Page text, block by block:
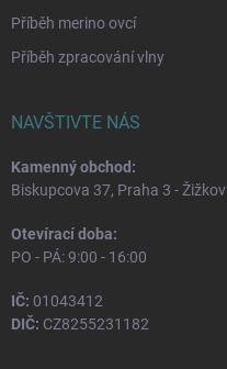
Příběh merino ovcí
Příběh zpracování vlny
NAVŠTIVTE NÁS
Kamenný obchod:
Biskupcova 37, Praha 3 - Žižkov
Otevírací doba:
PO - PÁ: 9:00 - 16:00
IČ: 01043412
DIČ: CZ8255231182